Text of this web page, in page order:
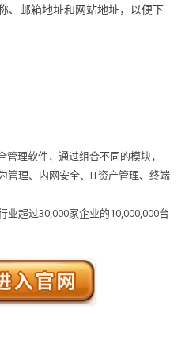
、邮箱地址和网站地址，以便下
管理软件，通过组合不同的模块，
管理、内网安全、IT资产管理、终端
业超过30,000家企业的10,000,000台